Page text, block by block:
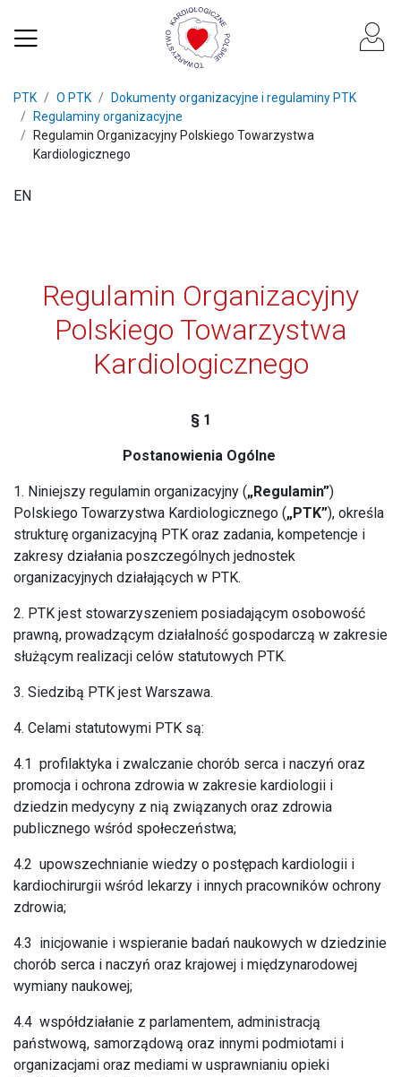
PTK O PTK
Dokumenty organizacyjne i regulaminy PTK
Regulaminy organizacyjne
Regulamin Organizacyjny Polskiego Towarzystwa
Kardiologicznego
EN
Regulamin Organizacyjny
Polskiego Towarzystwa
Kardiologicznego
§ 1
Postanowienia Ogólne
1. Niniejszy regulamin organizacyjny („Regulamin”)
Polskiego Towarzystwa Kardiologicznego („PTK”), określa
strukturę organizacyjną PTK oraz zadania, kompetencje i
zakresy działania poszczególnych jednostek
organizacyjnych działających w PTK.
2. PTK jest stowarzyszeniem posiadającym osobowość
prawną, prowadzącym działalność gospodarczą w zakresie
służącym realizacji celów statutowych PTK.
3. Siedzibą PTK jest Warszawa.
4. Celami statutowymi PTK są:
4.1 profilaktyka i zwalczanie chorób serca i naczyń oraz
promocja i ochrona zdrowia w zakresie kardiologii i
dziedzin medycyny z nią związanych oraz zdrowia
publicznego wśród społeczeństwa;
4.2 upowszechnianie wiedzy o postępach kardiologii i
kardiochirurgii wśród lekarzy i innych pracowników ochrony
zdrowia;
4.3 inicjowanie i wspieranie badań naukowych w dziedzinie
chorób serca i naczyń oraz krajowej i międzynarodowej
wymiany naukowej;
4.4 współdziałanie z parlamentem, administracją
państwową, samorządową oraz innymi podmiotami i
organizacjami oraz mediami w usprawnianiu opieki